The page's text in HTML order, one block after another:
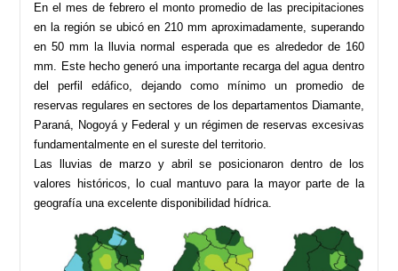
En el mes de febrero el monto promedio de las precipitaciones
en la región se ubicó en 210 mm aproximadamente, superando
en 50 mm la lluvia normal esperada que es alrededor de 160
mm. Este hecho generó una importante recarga del agua dentro
del perfil edáfico, dejando como mínimo un promedio de
reservas regulares en sectores de los departamentos Diamante,
Paraná, Nogoyá y Federal y un régimen de reservas excesivas
fundamentalmente en el sureste del territorio.
Las lluvias de marzo y abril se posicionaron dentro de los
valores históricos, lo cual mantuvo para la mayor parte de la
geografía una excelente disponibilidad hídrica.